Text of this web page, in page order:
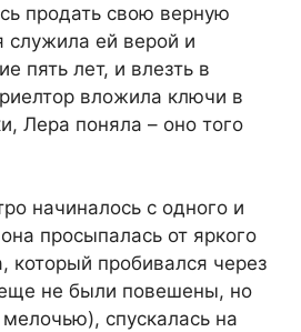
продать свою верную
служила ей верой и
пять лет, и влезть в
вложила ключи в
Лера поняла – оно того
начиналось с одного и
просыпалась от яркого
который пробивался через
не были повешены, но
спускалась на